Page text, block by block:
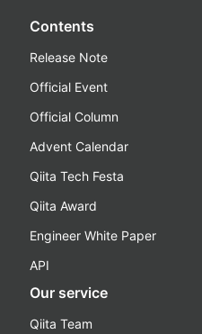
Contents
Release Note
Official Event
Official Column
Advent Calendar
Qiita Tech Festa
Qiita Award
Engineer White Paper
API
Our service
Qiita Team